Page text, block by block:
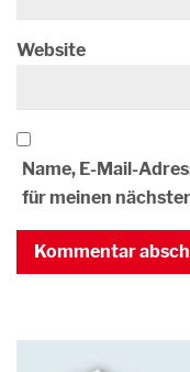
Website
Name, E-Mail-
für meinen